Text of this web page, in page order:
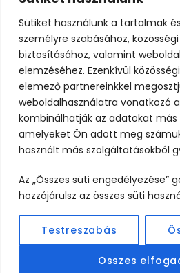
Sütiket használunk a tartalmak
személyre szabásához,
biztosításához, valamint
elemzéséhez. Ezenkívül
elemező partnereinkkel
weboldalhasználatra vonatkozó
kombinálhatják az adatokat más
amelyeket Ön adott meg
használt más szolgáltatásokból
Az „Összes süti engedélyezése”
hozzájárulsz az összes süti
Testreszabás
Összes
KÉSZÍTETTE